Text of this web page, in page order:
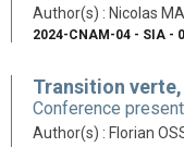
Author(s) : Nicolas
2024-CNAM-04 - SIA -
Transition
Conference
Author(s) : Florian